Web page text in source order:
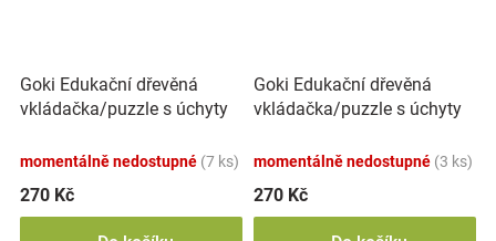
Goki Edukační dřevěná
vkládačka/puzzle s úchyty
momentálně nedostupné (7 ks)
270 Kč
Goki Edukační dřevěná
vkládačka/puzzle s úchyty
momentálně nedostupné (3 ks)
270 Kč